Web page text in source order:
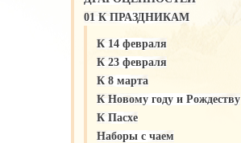
01 К ПРАЗДНИКАМ
К 14 февраля
К 23 февраля
К 8 марта
К Новому году и Рождеству
К Пасхе
Наборы с чаем